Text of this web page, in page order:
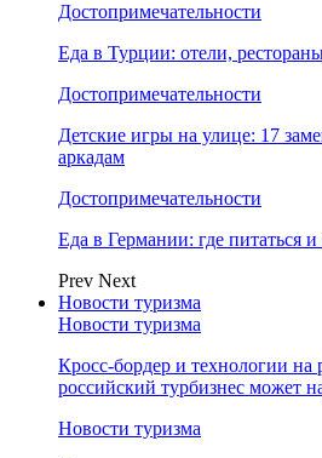
Достопримечательности
Еда в Турции: отели,
Достопримечательности
Детские игры на улице: 17
аркадам
Достопримечательности
Еда в Германии: где питаться и
Prev Next
Новости туризма
Новости туризма
Кросс-бордер и технологии
российский турбизнес может
Новости туризма